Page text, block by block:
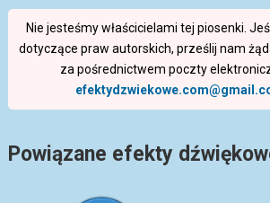
Nie jesteśmy właścicielami tej piosenki.
dotyczące praw autorskich, prześlij nam
za pośrednictwem poczty
Powiązane efekty